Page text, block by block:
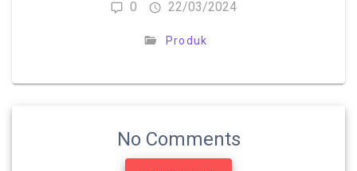
0 22/03/2024
Produk
No Comments